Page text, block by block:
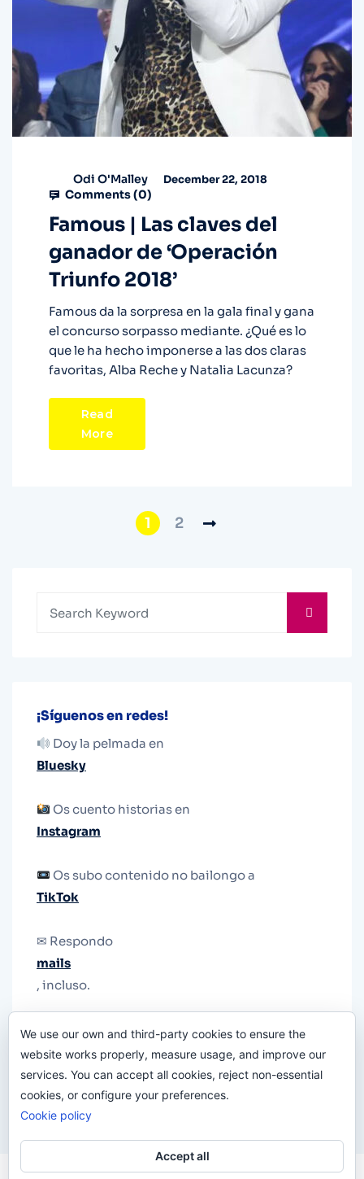
Odi O'Malley December 22, 2018
Comments (0)
Famous | Las claves del
ganador de ‘Operación
Triunfo 2018’
Famous da la sorpresa en la gala final y gana
el concurso sorpasso mediante. ¿Qué es lo
que le ha hecho imponerse a las dos claras
favoritas, Alba Reche y Natalia Lacunza?
Read
More
1 2
¡Síguenos en redes!
Doy la pelmada en
Bluesky
Os cuento historias en
Instagram
Os subo contenido no bailongo a
TikTok
✉ Respondo
mails
, incluso.
le quiten el teléfono.
We use our own and third-party cookies to ensure the
website works properly, measure usage, and improve our
services. You can accept all cookies, reject non-essential
cookies, or configure your preferences.
Cookie policy
Accept all